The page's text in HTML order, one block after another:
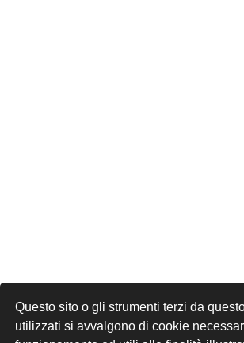
Questo sito o gli strumenti terzi da
utilizzati si avvalgono di cookie